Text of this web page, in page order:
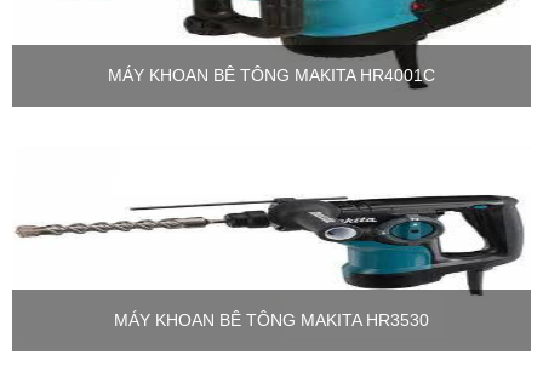
MÁY KHOAN BÊ TÔNG MAKITA HR4001C
MÁY KHOAN BÊ TÔNG MAKITA HR3530